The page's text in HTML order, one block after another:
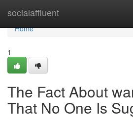
socialaffluent
Home
Home
1
The Fact About
That No One Is